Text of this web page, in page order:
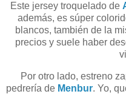
Este jersey troquelado de
además, es súper
blancos, también de la
precios y suele haber
Por otro lado, estreno
pedrería de Menbur. Yo,